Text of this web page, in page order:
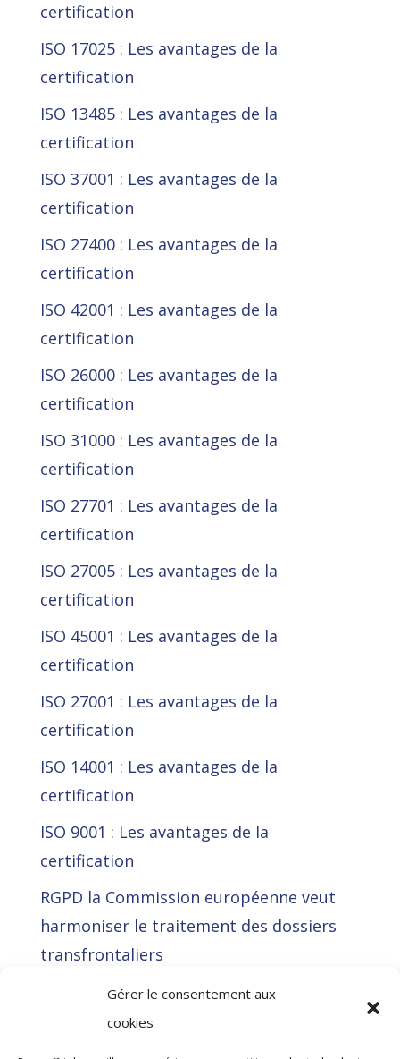
Gérer le consentement aux
cookies
certification
ISO 17025 : Les avantages de la
certification
ISO 13485 : Les avantages de la
certification
ISO 37001 : Les avantages de la
certification
ISO 27400 : Les avantages de la
certification
ISO 42001 : Les avantages de la
certification
ISO 26000 : Les avantages de la
certification
ISO 31000 : Les avantages de la
certification
ISO 27701 : Les avantages de la
certification
ISO 27005 : Les avantages de la
certification
ISO 45001 : Les avantages de la
certification
ISO 27001 : Les avantages de la
certification
ISO 14001 : Les avantages de la
certification
ISO 9001 : Les avantages de la
certification
RGPD la Commission européenne veut
harmoniser le traitement des dossiers
transfrontaliers
La Cour de justice de l’Union européenne
(CJUE) déclare illégale l’approche RGPD